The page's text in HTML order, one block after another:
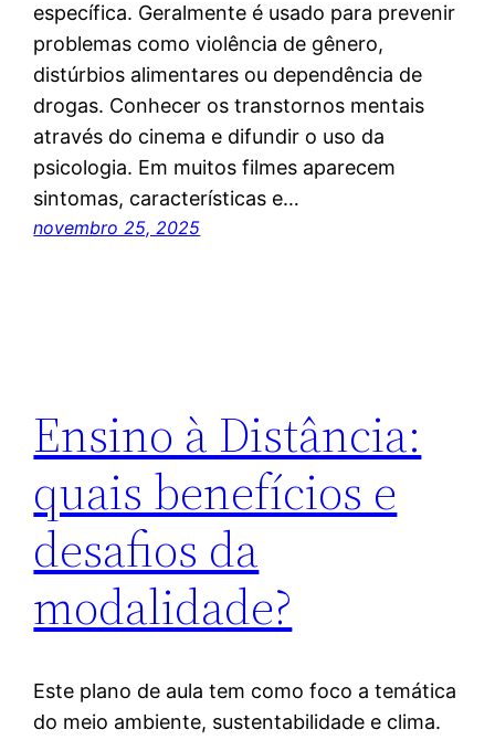
específica. Geralmente é usado para prevenir
problemas como violência de gênero,
distúrbios alimentares ou dependência de
drogas. Conhecer os transtornos mentais
através do cinema e difundir o uso da
psicologia. Em muitos filmes aparecem
sintomas, características e…
novembro 25, 2025
Ensino à Distância:
quais benefícios e
desafios da
modalidade?
Este plano de aula tem como foco a temática
do meio ambiente, sustentabilidade e clima.